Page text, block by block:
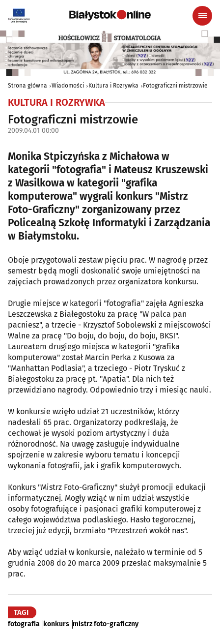
Strona główna Wiadomości Kultura i Rozrywka Fotograficzni mistrzowie
KULTURA I ROZRYWKA
Fotograficzni mistrzowie
2009.04.01 00:00
Monika Stpiczyńska z Michałowa w
kategorii "fotografia" i Mateusz Kruszewski
z Wasilkowa w kategorii "grafika
komputerowa" wygrali konkurs "Mistrz
Foto-Graficzny" zorganizowany przez
Policealną Szkołę Informatyki i Zarządzania
w Białymstoku.
Oboje przygotowali zestaw pięciu prac. W nagrodę przez
semestr będą mogli doskonalić swoje umiejętności na
zajęciach prowadzonych przez organizatora konkursu.
Drugie miejsce w kategorii "fotografia" zajęła Agnieszka
Leszczewska z Białegostoku za pracę "W palca pan
pacniesz", a trzecie - Krzysztof Sobolewski z miejscowości
Walne za pracę "Do boju, do boju, do boju, BKS!".
Laureatem drugiego miejsca w kategorii "grafika
komputerowa" został Marcin Perka z Kusowa za
"Manhattan Podlasia", a trzeciego - Piotr Tryskuć z
Białegostoku za pracę pt. "Apatia". Dla nich też
przewidziano nagrody. Odpowiednio trzy i miesiąc nauki.
W konkursie wzięło udział 21 uczestników, którzy
nadesłali 65 prac. Organizatorzy podkreślają, że
cechował je wysoki poziom artystyczny i duża
różnorodność. Na uwagę zasługuje indywidualne
spojrzenie w zakresie wyboru tematu i koncepcji
wykonania fotografii, jak i grafik komputerowych.
Konkurs "Mistrz Foto-Graficzny" służył promocji edukacji
informatycznej. Mogły wziąć w nim udział wszystkie
osoby fotografujące i pasjonaci grafiki komputerowej z
całego województwa podlaskiego. Hasło tegorocznej,
trzeciej już edycji, brzmiało "Przestrzeń wokół nas".
Aby wziąć udział w konkursie, należało w terminie od 5
grudnia 2008 do 20 marca 2009 przesłać maksymalnie 5
prac.
TAGI
fotografia konkurs mistrz foto-graficzny